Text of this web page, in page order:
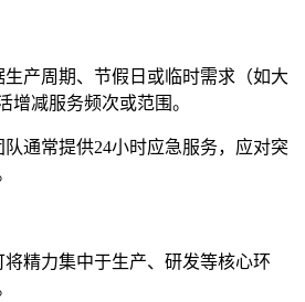
产周期、节假日或临时需求（如大
增减服务频次或范围。
通常提供24小时应急服务，应对突
精力集中于生产、研发等核心环